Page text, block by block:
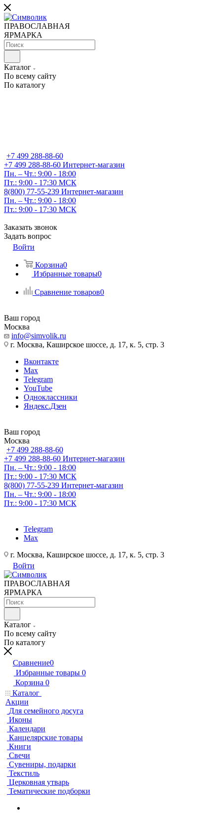
ПРАВОСЛАВНАЯ
ЯРМАРКА
Каталог
По всему сайту
По каталогу
+7 499 288-88-60
+7 499 288-88-60 Интернет-магазин
Пн. – Чт.: 9:00 - 18:00
Пт.: 9:00 - 17:30 МСК
8(800) 77-55-239 Интернет-магазин
Пн. – Чт.: 9:00 - 18:00
Пт.: 9:00 - 17:30 МСК
Заказать звонок
Задать вопрос
Войти
Корзина0
Избранные товары0
Сравнение товаров0
Ваш город
Москва
info@simvolik.ru
г. Москва, Каширское шоссе, д. 17, к. 5, стр. 3
Вконтакте
Max
Telegram
YouTube
Одноклассники
Яндекс.Дзен
Ваш город
Москва
+7 499 288-88-60
+7 499 288-88-60 Интернет-магазин
Пн. – Чт.: 9:00 - 18:00
Пт.: 9:00 - 17:30 МСК
8(800) 77-55-239 Интернет-магазин
Пн. – Чт.: 9:00 - 18:00
Пт.: 9:00 - 17:30 МСК
Telegram
Max
г. Москва, Каширское шоссе, д. 17, к. 5, стр. 3
Войти
ПРАВОСЛАВНАЯ
ЯРМАРКА
Каталог
По всему сайту
По каталогу
Сравнение0
Избранные товары 0
Корзина 0
Каталог
Акции
Для семейного досуга
Иконы
Календари
Канцелярские товары
Книги
Свечи
Сувениры, подарки
Текстиль
Церковная утварь
Тематические подборки